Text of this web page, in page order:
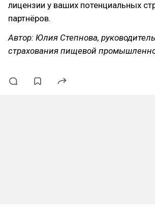
лицензии у ваших потенциальных
партнёров.
Автор: Юлия Степнова,
страхования пищевой